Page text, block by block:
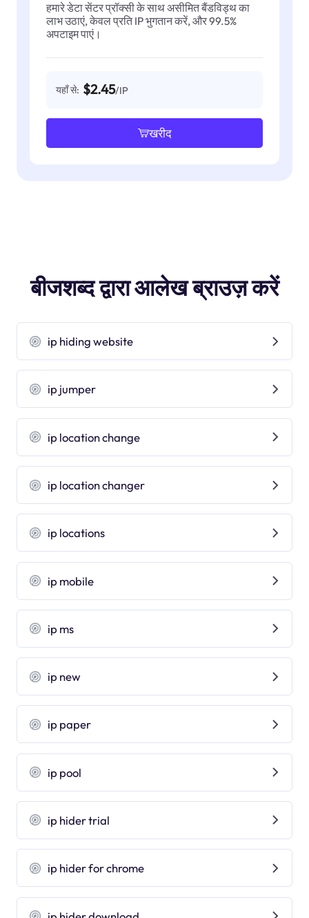
हमारे डेटा सेंटर प्रॉक्सी के साथ असीमित बैंडविड्थ का
लाभ उठाएं, केवल प्रति IP भुगतान करें, और 99.5%
अपटाइम पाएं।
यहाँ से: $2.45/IP
खरीद
बीजशब्द द्वारा आलेख ब्राउज़ करें
ip hiding website
ip jumper
ip location change
ip location changer
ip locations
ip mobile
ip ms
ip new
ip paper
ip pool
ip hider trial
ip hider for chrome